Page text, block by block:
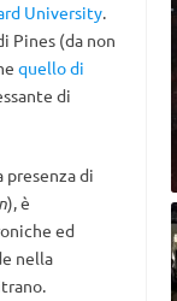
University.
Pines (da non
quello di
di
presenza di
), è
ed
nella